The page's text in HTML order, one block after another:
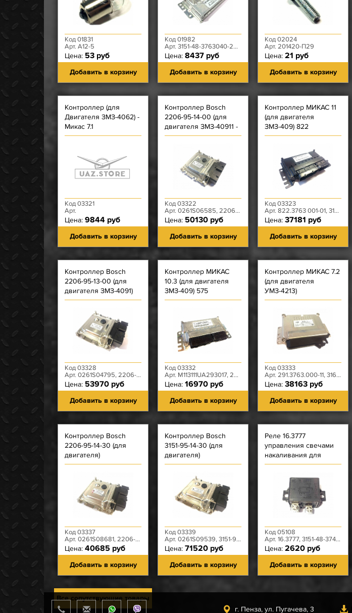
Код 01831
Арт. А12-5
Цена: 53 руб
Добавить в корзину
Код 01982
Арт. 3151-48-3763040-20, 947.3763.000-01
Цена: 8437 руб
Добавить в корзину
Код 02024
Арт. 201420-П29
Цена: 21 руб
Добавить в корзину
Контроллер (для
Двигателя ЗМЗ-4062) -
Микас 7.1
(241.3763.000-31)
Код 03321
Арт.
Цена: 9844 руб
Добавить в корзину
Контроллер Bosch
2206-95-14-00 (для
двигателя ЗМЗ-40911 -
Евро-4)
Код 03322
Арт. 0261S06585, 2206-95-3763014-00
Цена: 50130 руб
Добавить в корзину
Контроллер МИКАС 11
(для двигателя
ЗМЗ-409) 822
Код 03323
Арт. 822.3763 001-01, 3163-00-3763011-00
Цена: 37181 руб
Добавить в корзину
Контроллер Bosch
2206-95-13-00 (для
двигателя ЗМЗ-4091)
без транспондеров
Код 03328
Арт. 0261S04795, 2206-95-3763013-00
Цена: 53970 руб
Добавить в корзину
Контроллер МИКАС
10.3 (для двигателя
ЗМЗ-409) 575
Код 03332
Арт. M113111UA293017, 2206-94-3763011-00, 575.3763000
Цена: 16970 руб
Добавить в корзину
Контроллер МИКАС 7.2
(для двигателя
УМЗ-4213)
Код 03333
Арт. 291.3763.000-11, 3162-50-3763010-11
Цена: 38163 руб
Добавить в корзину
Контроллер Bosch
2206-95-14-30 (для
двигателя)
Код 03337
Арт. 0261S08681, 2206-95-3763014-30
Цена: 40685 руб
Добавить в корзину
Контроллер Bosch
3151-95-14-30 (для
двигателя)
Код 03339
Арт. 0261S09539, 3151-95-3763014-30
Цена: 71520 руб
Добавить в корзину
Реле 16.3777
управления свечами
накаливания для
двигателя ЗМЗ-514,
Код 05108
Арт. 16.3777, 3151-48-3747040-00
Цена: 2620 руб
Добавить в корзину
Все сопутствующие товары
г. Пенза, ул. Пугачева, 3